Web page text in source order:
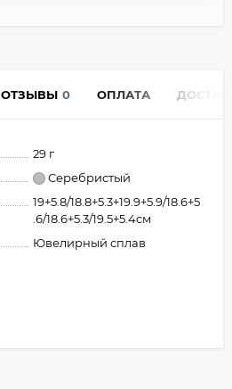
ОТЗЫВЫ 0 ОПЛАТА
29 г
Серебристый
19+5.8/18.8+5.3+19.9+5.9/18.6+5
.6/18.6+5.3/19.5+5.4см
Ювелирный сплав